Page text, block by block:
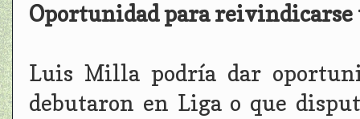
Oportunidad para reivindicarse
Luis Milla podría dar
debutaron en Liga o que